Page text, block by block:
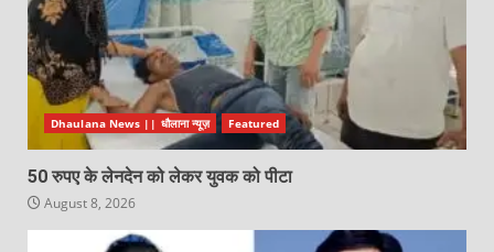
Dhaulana News || धौलाना न्यूज़ Featured
50 रुपए के लेनदेन को लेकर युवक को पीटा
August 8, 2026